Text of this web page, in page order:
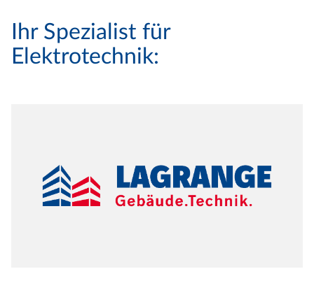
Ihr Spezialist für
Elektrotechnik: